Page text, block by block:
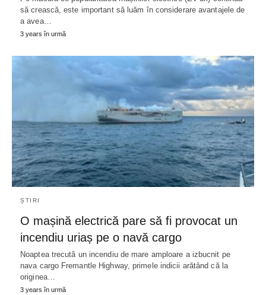
să crească, este important să luăm în considerare avantajele de
a avea…
3 years în urmă
ȘTIRI
O mașină electrică pare să fi provocat un
incendiu uriaș pe o navă cargo
Noaptea trecută un incendiu de mare amploare a izbucnit pe
nava cargo Fremantle Highway, primele indicii arătând că la
originea…
3 years în urmă